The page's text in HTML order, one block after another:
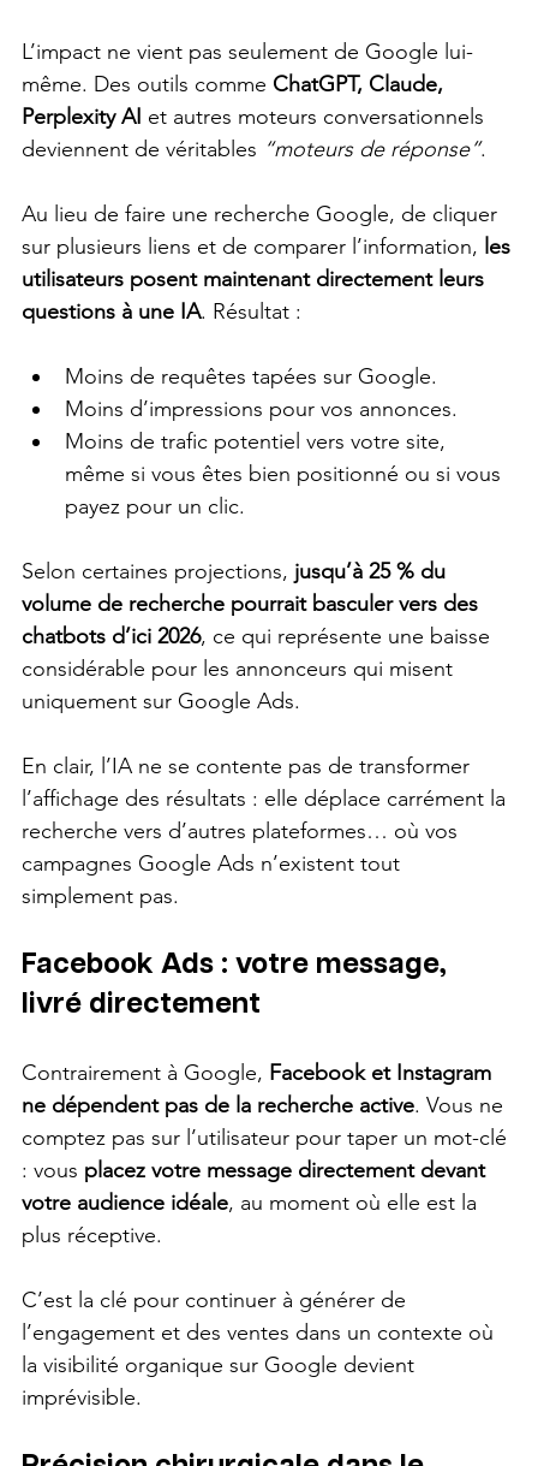
L’impact ne vient pas seulement de Google lui-
même. Des outils comme ChatGPT, Claude,
Perplexity AI et autres moteurs conversationnels
deviennent de véritables “moteurs de réponse”.
Au lieu de faire une recherche Google, de cliquer
sur plusieurs liens et de comparer l’information, les
utilisateurs posent maintenant directement leurs
questions à une IA. Résultat :
Moins de requêtes tapées sur Google.
Moins d’impressions pour vos annonces.
Moins de trafic potentiel vers votre site,
même si vous êtes bien positionné ou si vous
payez pour un clic.
Selon certaines projections, jusqu’à 25 % du
volume de recherche pourrait basculer vers des
chatbots d’ici 2026, ce qui représente une baisse
considérable pour les annonceurs qui misent
uniquement sur Google Ads.
En clair, l’IA ne se contente pas de transformer
l’affichage des résultats : elle déplace carrément la
recherche vers d’autres plateformes… où vos
campagnes Google Ads n’existent tout
simplement pas.
Facebook Ads : votre message,
livré directement
Contrairement à Google, Facebook et Instagram
ne dépendent pas de la recherche active. Vous ne
comptez pas sur l’utilisateur pour taper un mot-clé
: vous placez votre message directement devant
votre audience idéale, au moment où elle est la
plus réceptive.
C’est la clé pour continuer à générer de
l’engagement et des ventes dans un contexte où
la visibilité organique sur Google devient
imprévisible.